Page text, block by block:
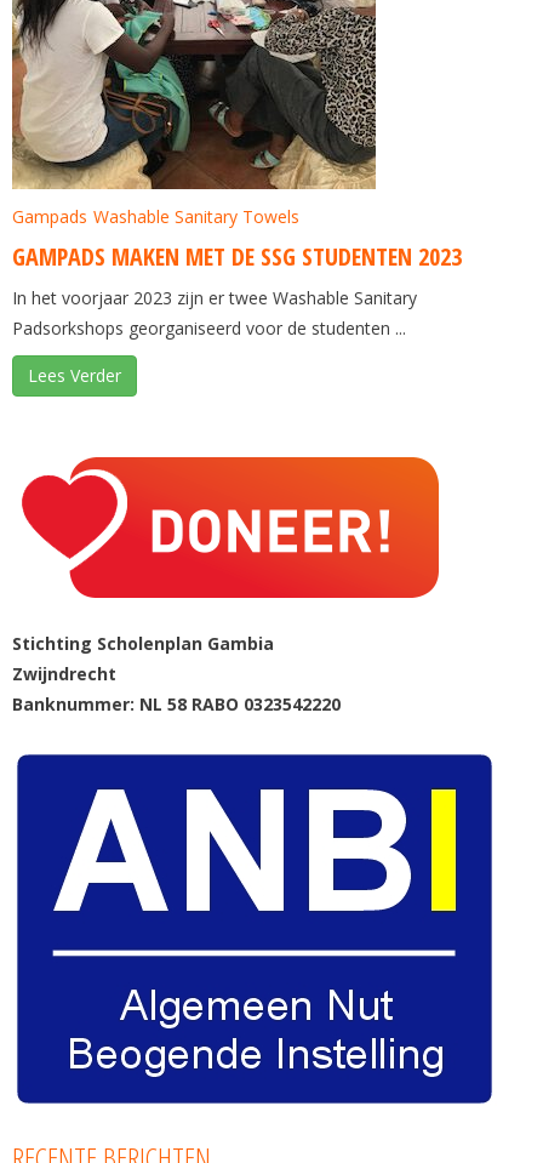
Gampads Washable Sanitary Towels
GAMPADS MAKEN MET DE SSG STUDENTEN 2023
In het voorjaar 2023 zijn er twee Washable Sanitary
Padsorkshops georganiseerd voor de studenten ...
Lees Verder
Stichting Scholenplan Gambia
Zwijndrecht
Banknummer: NL 58 RABO 0323542220